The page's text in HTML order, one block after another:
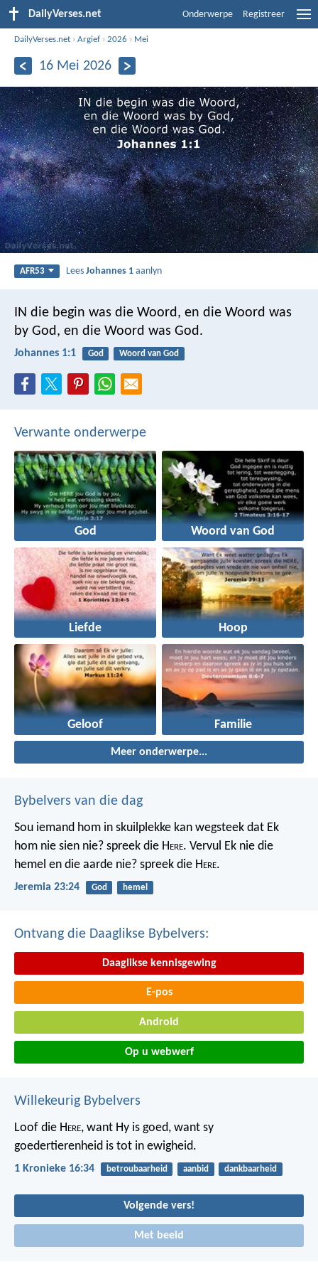
DailyVerses.net Onderwerpe Registreer
DailyVerses.net ›Argief ›2026 › Mei
16 Mei 2026
AFR53 LeesJohannes 1 aanlyn
IN die begin was die Woord, en die Woord was
by God, en die Woord was God.
Johannes 1:1 God Woord van God
Verwante onderwerpe
God Woord van God
Liefde Hoop
Geloof Familie
Meer onderwerpe...
Bybelvers van die dag
Sou iemand hom in skuilplekke kan wegsteek dat Ek
hom nie sien nie? spreek die Here. Vervul Ek nie die
hemel en die aarde nie? spreek die Here.
Jeremia 23:24 God hemel
Ontvang die Daaglikse Bybelvers:
Daaglikse kennisgewing
E-pos
Android
Op u webwerf
Willekeurig Bybelvers
Loof die Here, want Hy is goed, want sy
goedertierenheid is tot in ewigheid.
1 Kronieke 16:34 betroubaarheid aanbid dankbaarheid
Volgende vers!
Met beeld